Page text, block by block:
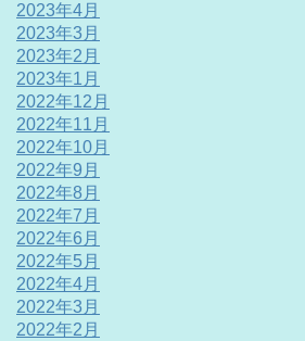
2023年4月
2023年3月
2023年2月
2023年1月
2022年12月
2022年11月
2022年10月
2022年9月
2022年8月
2022年7月
2022年6月
2022年5月
2022年4月
2022年3月
2022年2月